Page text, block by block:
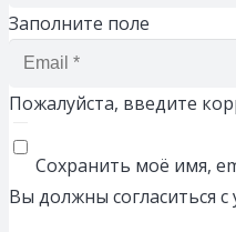
Заполните поле
Пожалуйста, введите
Сохранить моё имя,
Вы должны согласиться